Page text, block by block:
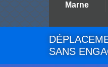
Marne
SANS